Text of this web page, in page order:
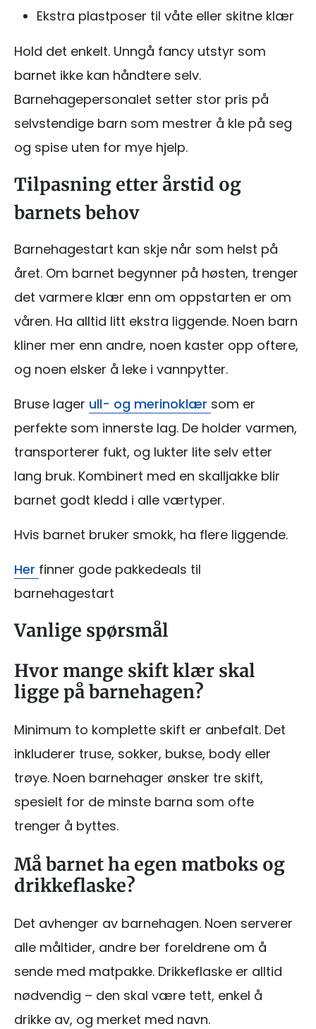
Ekstra plastposer til våte eller skitne klær
Hold det enkelt. Unngå fancy utstyr som
barnet ikke kan håndtere selv.
Barnehagepersonalet setter stor pris på
selvstendige barn som mestrer å kle på seg
og spise uten for mye hjelp.
Tilpasning etter årstid og
barnets behov
Barnehagestart kan skje når som helst på
året. Om barnet begynner på høsten, trenger
det varmere klær enn om oppstarten er om
våren. Ha alltid litt ekstra liggende. Noen barn
kliner mer enn andre, noen kaster opp oftere,
og noen elsker å leke i vannpytter.
Bruse lager ull- og merinoklær som er
perfekte som innerste lag. De holder varmen,
transporterer fukt, og lukter lite selv etter
lang bruk. Kombinert med en skalljakke blir
barnet godt kledd i alle værtyper.
Hvis barnet bruker smokk, ha flere liggende.
Her finner gode pakkedeals til
barnehagestart
Vanlige spørsmål
Hvor mange skift klær skal
ligge på barnehagen?
Minimum to komplette skift er anbefalt. Det
inkluderer truse, sokker, bukse, body eller
trøye. Noen barnehager ønsker tre skift,
spesielt for de minste barna som ofte
trenger å byttes.
Må barnet ha egen matboks og
drikkeflaske?
Det avhenger av barnehagen. Noen serverer
alle måltider, andre ber foreldrene om å
sende med matpakke. Drikkeflaske er alltid
nødvendig – den skal være tett, enkel å
drikke av, og merket med navn.